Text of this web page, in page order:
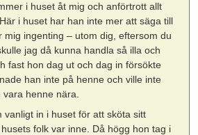
i huset åt mig och anförtrott allt
i huset har han inte mer att säga till
mig ingenting – utom dig, eftersom du
jag då kunna handla så illa och
fast hon dag ut och dag in försökte
han inte på henne och ville inte
vara henne nära.
vanligt in i huset för att sköta sitt
folk var inne. Då högg hon tag i